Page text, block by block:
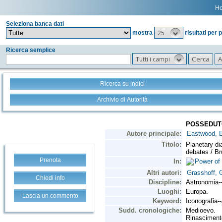
Seleziona banca dati
mostra
25 risultati per
Ricerca semplice
Tutti i campi
Ricerca su indici
Archivio di Autorità
Prenota
Chiedi info
Lascia un commento